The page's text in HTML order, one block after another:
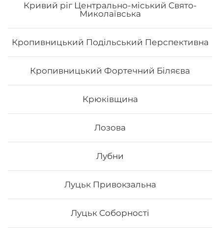
Кривий ріг Центрально-міський Свято-
Миколаївська
Кропивницький Подільський Перспективна
Кропивницький Фортечний Біляєва
Крюківщина
Лозова
Лубни
Луцьк Привокзальна
Луцьк Соборності
Вага: 1090 г Склад: філа з лососесм ½, філа з тунцем ½,
філа з копч.лососем ½, філа з вугрем ½, філа з
тигровою креветкою ½, філа сезам ½, рол хіко мак